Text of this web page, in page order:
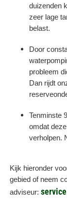
duizenden
zeer lage
belast.
Door
probleem
Dan rijdt
Tenminste
omdat
verholpen.
Kijk hieronder
gebied of neem
adviseur: